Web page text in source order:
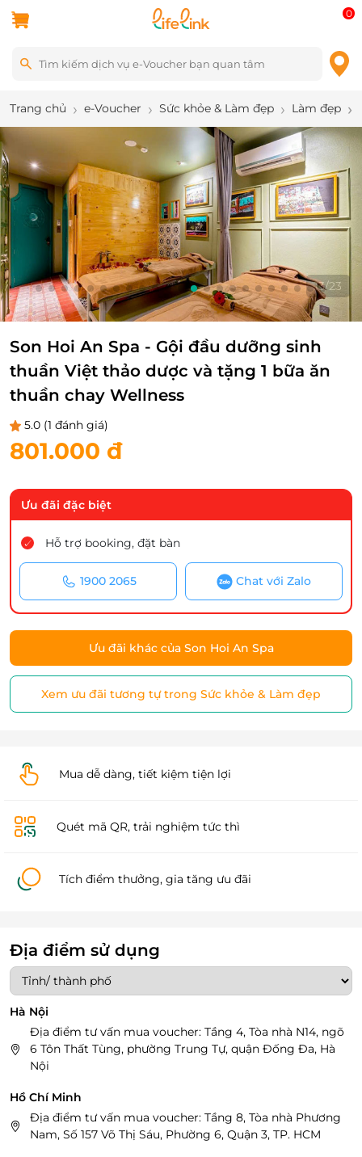
0
Trang chủ e-Voucher Sức khỏe & Làm đẹp Làm đẹp
14/23
Son Hoi An Spa - Gội đầu dưỡng sinh
thuần Việt thảo dược và tặng 1 bữa ăn
thuần chay Wellness
5.0 (1 đánh giá)
801.000 đ
Ưu đãi đặc biệt
Hỗ trợ booking, đặt bàn
1900 2065 Chat với Zalo
Ưu đãi khác của Son Hoi An Spa
Xem ưu đãi tương tự trong Sức khỏe & Làm đẹp
Mua dễ dàng, tiết kiệm tiện lợi
Quét mã QR, trải nghiệm tức thì
Tích điểm thưởng, gia tăng ưu đãi
Địa điểm sử dụng
Hà Nội
Địa điểm tư vấn mua voucher: Tầng 4, Tòa nhà N14, ngõ
6 Tôn Thất Tùng, phường Trung Tự, quận Đống Đa, Hà
Nội
Hồ Chí Minh
Địa điểm tư vấn mua voucher: Tầng 8, Tòa nhà Phương
Nam, Số 157 Võ Thị Sáu, Phường 6, Quận 3, TP. HCM